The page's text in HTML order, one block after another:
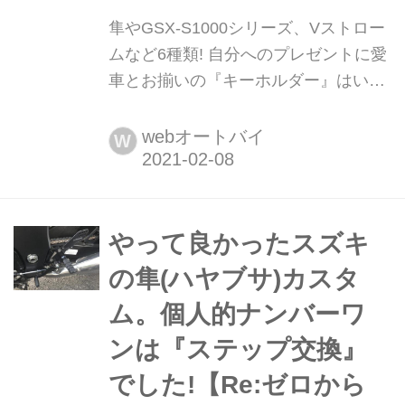
隼やGSX-S1000シリーズ、Vストロー
ムなど6種類! 自分へのプレゼントに愛
車とお揃いの『キーホルダー』はいか
キーホルダー 編】 スズキのオリジナ
ルグッズのラインアップにはとっても
スズキ車をキーホルダーでバッグやお
財布などに付けてみてはどうでしょ
う?
W webオートバイ
やって良かったスズキ
の隼(ハヤブサ)カスタ
ム。個人的ナンバーワ
ンは『ステップ交換』
でした!【Re:ゼロから